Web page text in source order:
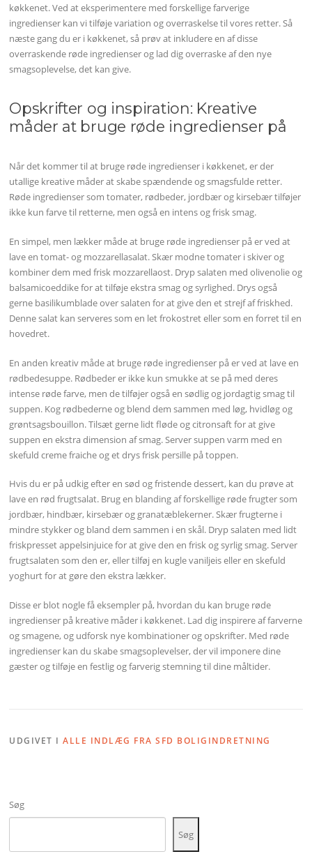
køkkenet. Ved at eksperimentere med forskellige farverige
ingredienser kan vi tilføje variation og overraskelse til vores retter. Så
næste gang du er i køkkenet, så prøv at inkludere en af disse
overraskende røde ingredienser og lad dig overraske af den nye
smagsoplevelse, det kan give.
Opskrifter og inspiration: Kreative
måder at bruge røde ingredienser på
Når det kommer til at bruge røde ingredienser i køkkenet, er der
utallige kreative måder at skabe spændende og smagsfulde retter.
Røde ingredienser som tomater, rødbeder, jordbær og kirsebær tilføjer
ikke kun farve til retterne, men også en intens og frisk smag.
En simpel, men lækker måde at bruge røde ingredienser på er ved at
lave en tomat- og mozzarellasalat. Skær modne tomater i skiver og
kombiner dem med frisk mozzarellaost. Dryp salaten med olivenolie og
balsamicoeddike for at tilføje ekstra smag og syrlighed. Drys også
gerne basilikumblade over salaten for at give den et strejf af friskhed.
Denne salat kan serveres som en let frokostret eller som en forret til en
hovedret.
En anden kreativ måde at bruge røde ingredienser på er ved at lave en
rødbedesuppe. Rødbeder er ikke kun smukke at se på med deres
intense røde farve, men de tilføjer også en sødlig og jordagtig smag til
suppen. Kog rødbederne og blend dem sammen med løg, hvidløg og
grøntsagsbouillon. Tilsæt gerne lidt fløde og citronsaft for at give
suppen en ekstra dimension af smag. Server suppen varm med en
skefuld creme fraiche og et drys frisk persille på toppen.
Hvis du er på udkig efter en sød og fristende dessert, kan du prøve at
lave en rød frugtsalat. Brug en blanding af forskellige røde frugter som
jordbær, hindbær, kirsebær og granatæblekerner. Skær frugterne i
mindre stykker og bland dem sammen i en skål. Dryp salaten med lidt
friskpresset appelsinjuice for at give den en frisk og syrlig smag. Server
frugtsalaten som den er, eller tilføj en kugle vaniljeis eller en skefuld
yoghurt for at gøre den ekstra lækker.
Disse er blot nogle få eksempler på, hvordan du kan bruge røde
ingredienser på kreative måder i køkkenet. Lad dig inspirere af farverne
og smagene, og udforsk nye kombinationer og opskrifter. Med røde
ingredienser kan du skabe smagsoplevelser, der vil imponere dine
gæster og tilføje en festlig og farverig stemning til dine måltider.
UDGIVET IALLE INDLÆG FRA SFD BOLIGINDRETNING
Søg
Søg